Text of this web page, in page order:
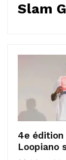
Slam
4e édition
Loopiano